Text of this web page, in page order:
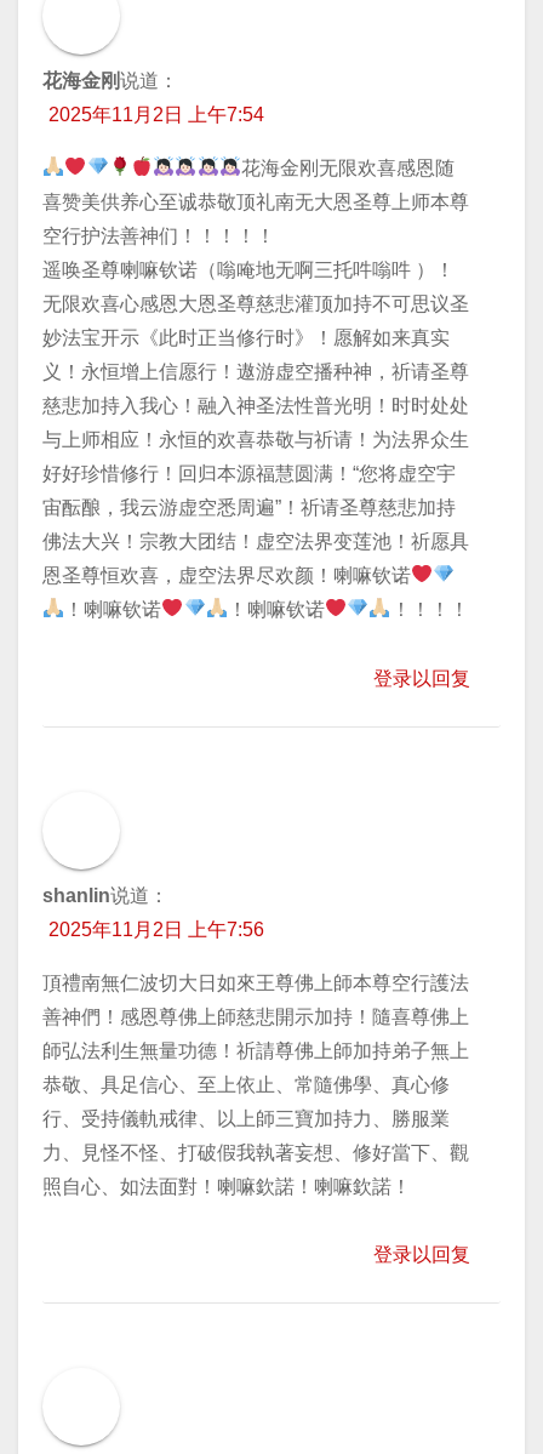
花海金刚说道：
2025年11月2日 上午7:54
花海金刚无限欢喜感恩随
喜赞美供养心至诚恭敬顶礼南无大恩圣尊上师本尊
空行护法善神们！！！！！
遥唤圣尊喇嘛钦诺（嗡唵地无啊三托吽嗡吽 ）！
无限欢喜心感恩大恩圣尊慈悲灌顶加持不可思议圣
妙法宝开示《此时正当修行时》！愿解如来真实
义！永恒增上信愿行！遨游虚空播种神，祈请圣尊
慈悲加持入我心！融入神圣法性普光明！时时处处
与上师相应！永恒的欢喜恭敬与祈请！为法界众生
好好珍惜修行！回归本源福慧圆满！“您将虚空宇
宙酝酿，我云游虚空悉周遍”！祈请圣尊慈悲加持
佛法大兴！宗教大团结！虚空法界变莲池！祈愿具
恩圣尊恒欢喜，虚空法界尽欢颜！喇嘛钦诺
！喇嘛钦诺
！喇嘛钦诺 ！！！！
登录以回复
shanlin说道：
2025年11月2日 上午7:56
頂禮南無仁波切大日如來王尊佛上師本尊空行護法
善神們！感恩尊佛上師慈悲開示加持！隨喜尊佛上
師弘法利生無量功德！祈請尊佛上師加持弟子無上
恭敬、具足信心、至上依止、常隨佛學、真心修
行、受持儀軌戒律、以上師三寶加持力、勝服業
力、見怪不怪、打破假我執著妄想、修好當下、觀
照自心、如法面對！喇嘛欽諾！喇嘛欽諾！
登录以回复